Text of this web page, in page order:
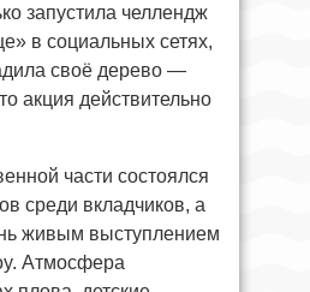
запустила челлендж
в социальных сетях,
своё дерево —
акция действительно
части состоялся
среди вкладчиков, а
живым выступлением
Атмосфера